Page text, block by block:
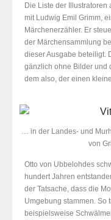
Die Liste der
mit Ludwig Emil Grimm,
Märchenerzähler. Er
der Märchensammlung
dieser Ausgabe beteiligt.
gänzlich ohne Bilder und
dem also, der einen
… in der Landes- und
von
Otto von Ubbelohdes
hundert Jahren
der Tatsache, dass die
Umgebung stammen. So
beispielsweise